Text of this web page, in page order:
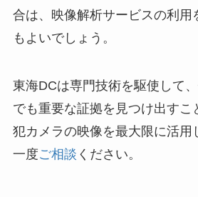
合は、映像解析サービスの利用
もよいでしょう。
東海DCは専門技術を駆使して
でも重要な証拠を見つけ出すこ
犯カメラの映像を最大限に活用
一度ご相談 ください。